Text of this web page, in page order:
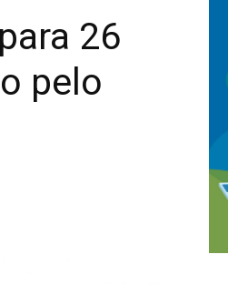
26
pelo